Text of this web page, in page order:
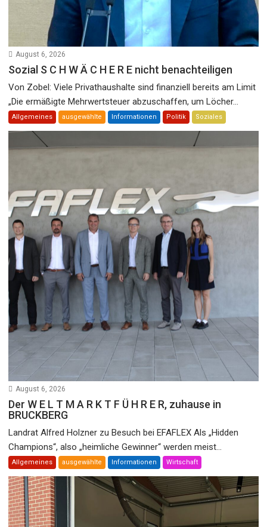
August 6, 2026
Sozial S C H W Ä C H E R E nicht benachteiligen
Von Zobel: Viele Privathaushalte sind finanziell bereits am Limit
„Die ermäßigte Mehrwertsteuer abzuschaffen, um Löcher...
Allgemeines ausgewählte Informationen Politik Soziales
August 6, 2026
Der W E L T M A R K T F Ü H R E R, zuhause in
BRUCKBERG
Landrat Alfred Holzner zu Besuch bei EFAFLEX Als „Hidden
Champions“, also „heimliche Gewinner“ werden meist...
Allgemeines ausgewählte Informationen Wirtschaft